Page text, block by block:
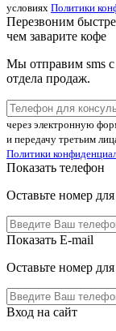
условиях Политики
Перезвоним
чем заварите кофе
Мы отправим sms
отдела продаж.
через электронную
и передачу третьим
Политики
Показать телефон
Оставьте номер
Показать E-mail
Оставьте номер
Вход на сайт